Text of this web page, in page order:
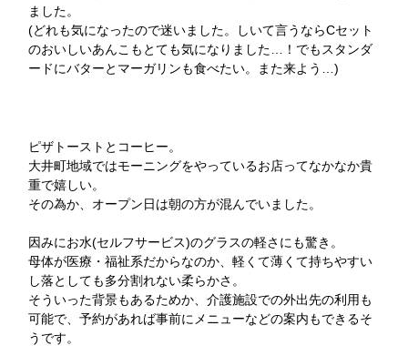
ました。
(どれも気になったので迷いました。しいて言うならCセット
のおいしいあんこもとても気になりました…！でもスタンダ
ードにバターとマーガリンも食べたい。また来よう…)
ピザトーストとコーヒー。
大井町地域ではモーニングをやっているお店ってなかなか貴
重で嬉しい。
その為か、オープン日は朝の方が混んでいました。
因みにお水(セルフサービス)のグラスの軽さにも驚き。
母体が医療・福祉系だからなのか、軽くて薄くて持ちやすい
し落としても多分割れない柔らかさ。
そういった背景もあるためか、介護施設での外出先の利用も
可能で、予約があれば事前にメニューなどの案内もできるそ
うです。